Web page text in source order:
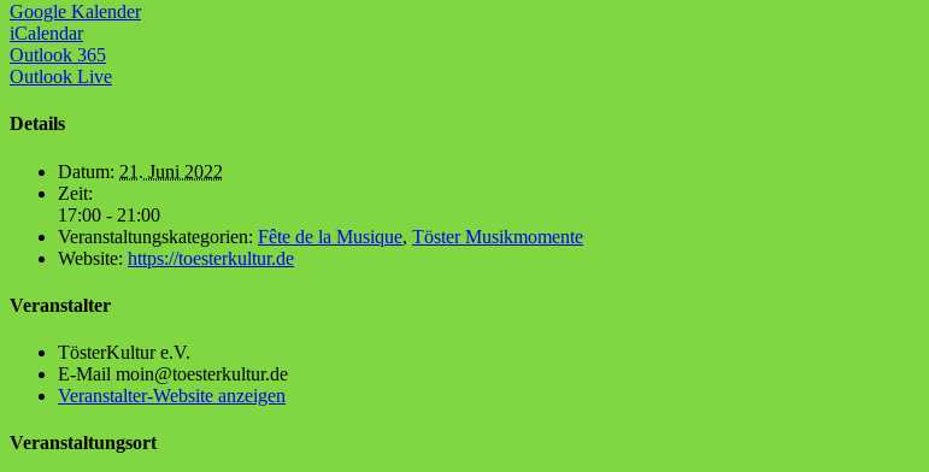
Google Kalender
iCalendar
Outlook 365
Outlook Live
Details
Datum: 21. Juni 2022
Zeit:
17:00 - 21:00
Veranstaltungskategorien: Fête de la Musique, Töster Musikmomente
Website: https://toesterkultur.de
Veranstalter
Tös­ter­Kul­tur e.V.
E-Mail moin@toesterkultur.de
Veranstalter-Website anzeigen
Veranstaltungsort